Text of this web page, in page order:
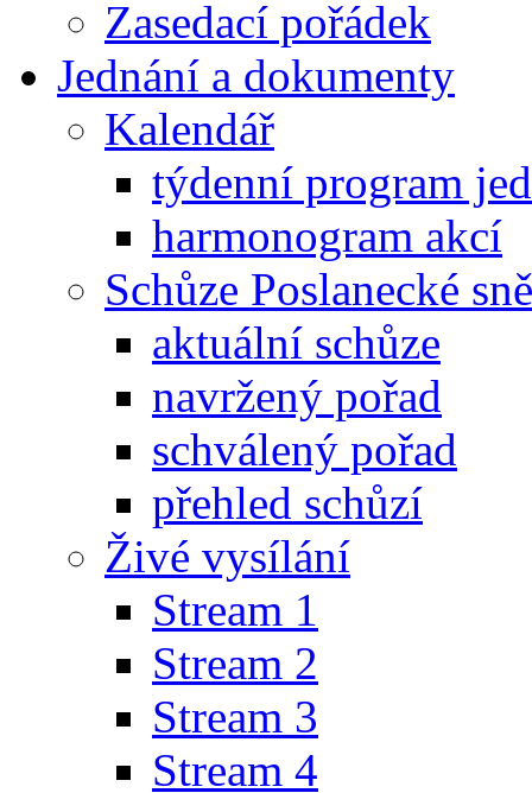
Zasedací pořádek
Jednání a dokumenty
Kalendář
týdenní program
harmonogram akcí
Schůze Poslanecké
aktuální schůze
navržený pořad
schválený pořad
přehled schůzí
Živé vysílání
Stream 1
Stream 2
Stream 3
Stream 4